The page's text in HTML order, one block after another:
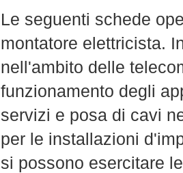
Le seguenti schede
montatore elettricista.
nell'ambito delle
funzionamento degli
servizi e posa di cavi
per le installazioni
si possono esercitare